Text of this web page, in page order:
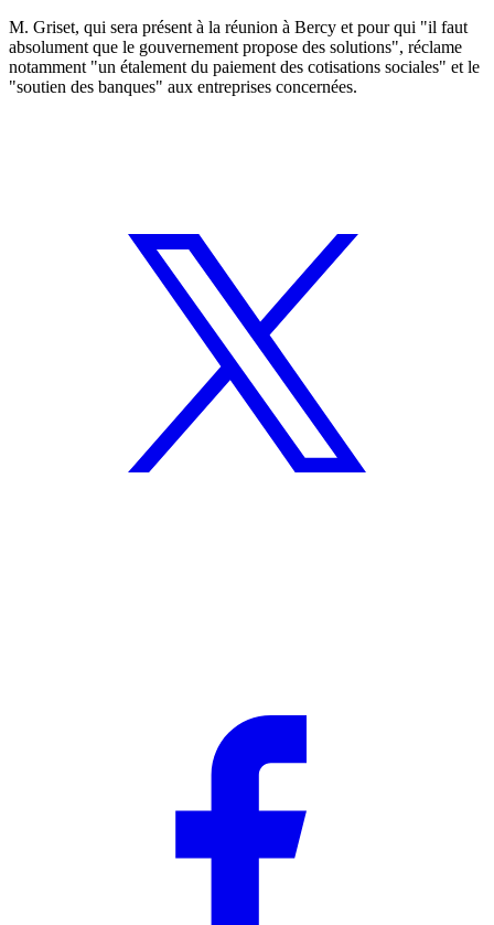
M. Griset, qui sera présent à la réunion à Bercy et pour qui "il faut
absolument que le gouvernement propose des solutions", réclame
notamment "un étalement du paiement des cotisations sociales" et le
"soutien des banques" aux entreprises concernées.